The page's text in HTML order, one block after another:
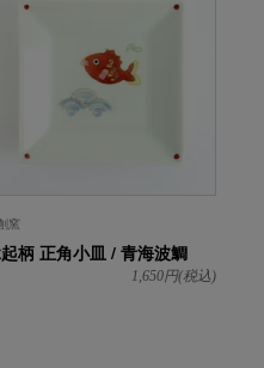
窯
柄 正角小皿 / 青海波鯛
1,650円(税込)